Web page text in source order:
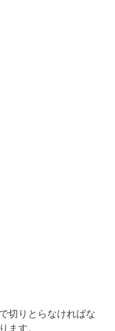
切りとらなければな
ます。